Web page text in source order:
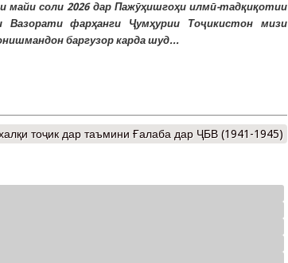
майи соли 2026 дар Пажӯҳишгоҳи илмӣ-тадқиқотии
фарҳанги Ҷумҳурии Тоҷикистон мизи
баргузор карда шуд...
тоҷик дар таъмини Ғалаба дар ҶБВ (1941-1945)